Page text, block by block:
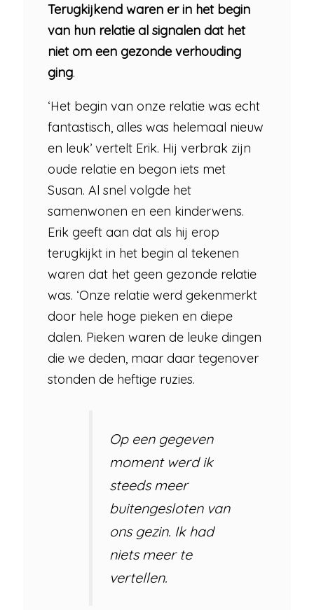
Terugkijkend waren er in het begin
van hun relatie al signalen dat het
niet om een gezonde verhouding
ging.
‘Het begin van onze relatie was echt
fantastisch, alles was helemaal nieuw
en leuk’ vertelt Erik. Hij verbrak zijn
oude relatie en begon iets met
Susan. Al snel volgde het
samenwonen en een kinderwens.
Erik geeft aan dat als hij erop
terugkijkt in het begin al tekenen
waren dat het geen gezonde relatie
was. ‘Onze relatie werd gekenmerkt
door hele hoge pieken en diepe
dalen. Pieken waren de leuke dingen
die we deden, maar daar tegenover
stonden de heftige ruzies.
Op een gegeven
moment werd ik
steeds meer
buitengesloten van
ons gezin. Ik had
niets meer te
vertellen.